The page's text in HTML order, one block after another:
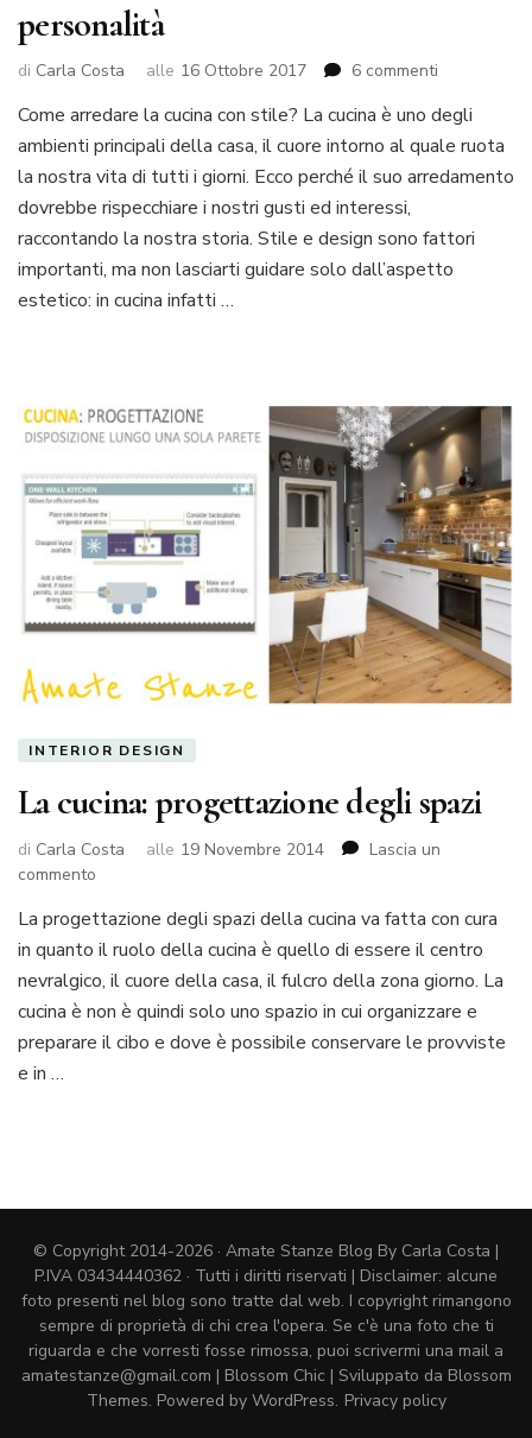
personalità
di Carla Costa alle 16 Ottobre 2017 6 commenti
la
cucina
con
personalità
Come arredare la cucina con stile? La cucina è uno degli
ambienti principali della casa, il cuore intorno al quale ruota
la nostra vita di tutti i giorni. Ecco perché il suo arredamento
dovrebbe rispecchiare i nostri gusti ed interessi,
raccontando la nostra storia. Stile e design sono fattori
importanti, ma non lasciarti guidare solo dall’aspetto
estetico: in cucina infatti …
INTERIOR DESIGN
La cucina: progettazione degli spazi
di Carla Costa alle 19 Novembre 2014
Lascia un
commento
cucina:
progettazione
degli
spazi
La progettazione degli spazi della cucina va fatta con cura
in quanto il ruolo della cucina è quello di essere il centro
nevralgico, il cuore della casa, il fulcro della zona giorno. La
cucina è non è quindi solo uno spazio in cui organizzare e
preparare il cibo e dove è possibile conservare le provviste
e in …
© Copyright 2014-2026 · Amate Stanze Blog By Carla Costa |
P.IVA 03434440362 · Tutti i diritti riservati | Disclaimer: alcune
foto presenti nel blog sono tratte dal web. I copyright rimangono
sempre di proprietà di chi crea l'opera. Se c'è una foto che ti
riguarda e che vorresti fosse rimossa, puoi scrivermi una mail a
amatestanze@gmail.com | Blossom Chic | Sviluppato da Blossom
Themes. Powered by WordPress. Privacy policy